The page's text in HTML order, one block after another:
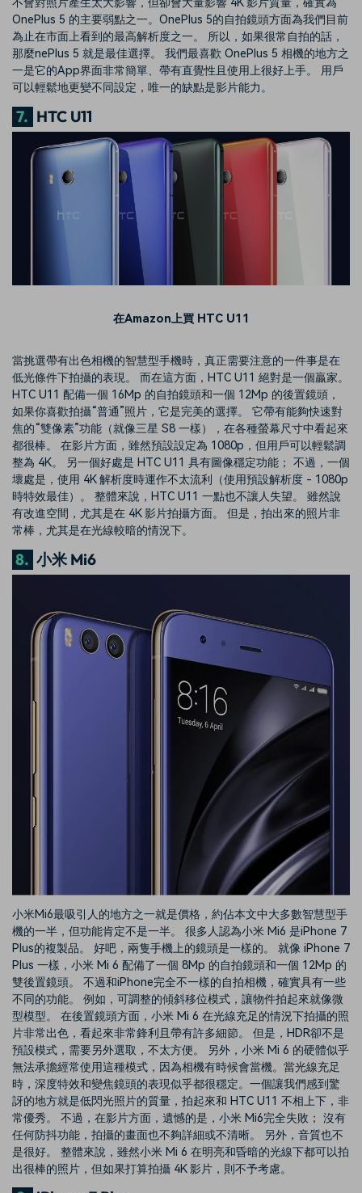
不會對照片產生太大影響，但卻會大量影響 4K 影片質量，確實為
OnePlus 5 的主要弱點之一。OnePlus 5的自拍鏡頭方面為我們目前
為止在市面上看到的最高解析度之一。 所以，如果很常自拍的話，
那麼nePlus 5 就是最佳選擇。 我們最喜歡 OnePlus 5 相機的地方之
一是它的App界面非常簡單、帶有直覺性且使用上很好上手。 用戶
可以輕鬆地更變不同設定，唯一的缺點是影片能力。
7. HTC U11
在Amazon上買 HTC U11
當挑選帶有出色相機的智慧型手機時，真正需要注意的一件事是在
低光條件下拍攝的表現。 而在這方面，HTC U11 絕對是一個贏家。
HTC U11 配備一個 16Mp 的自拍鏡頭和一個 12Mp 的後置鏡頭，
如果你喜歡拍攝“普通”照片，它是完美的選擇。 它帶有能夠快速對
焦的“雙像素”功能（就像三星 S8 一樣），在各種螢幕尺寸中看起來
都很棒。 在影片方面，雖然預設設定為 1080p，但用戶可以輕鬆調
整為 4K。 另一個好處是 HTC U11 具有圖像穩定功能； 不過，一個
壞處是，使用 4K 解析度時運作不太流利（使用預設解析度 - 1080p
時特效最佳）。 整體來說，HTC U11 一點也不讓人失望。 雖然說
有改進空間，尤其是在 4K 影片拍攝方面。 但是，拍出來的照片非
常棒，尤其是在光線較暗的情況下。
8. 小米 Mi6
小米Mi6最吸引人的地方之一就是價格，約佔本文中大多數智慧型手
機的一半，但功能肯定不是一半。 很多人認為小米 Mi6 是iPhone 7
Plus的複製品。 好吧，兩隻手機上的鏡頭是一樣的。 就像 iPhone 7
Plus 一樣，小米 Mi 6 配備了一個 8Mp 的自拍鏡頭和一個 12Mp 的
雙後置鏡頭。 不過和iPhone完全不一樣的自拍相機，確實具有一些
不同的功能。 例如，可調整的傾斜移位模式，讓物件拍起來就像微
型模型。 在後置鏡頭方面，小米 Mi 6 在光線充足的情況下拍攝的照
片非常出色，看起來非常鋒利且帶有許多細節。 但是，HDR卻不是
預設模式，需要另外選取，不太方便。 另外，小米 Mi 6 的硬體似乎
無法承擔經常使用這種模式，因為相機有時候會當機。當光線充足
時，深度特效和變焦鏡頭的表現似乎都很穩定。一個讓我們感到驚
訝的地方就是低閃光照片的質量，拍起來和 HTC U11 不相上下，非
常優秀。 不過，在影片方面，遺憾的是，小米 Mi6完全失敗； 沒有
任何防抖功能，拍攝的畫面也不夠詳細或不清晰。 另外，音質也不
是很好。 整體來說，雖然小米 Mi 6 在明亮和昏暗的光線下都可以拍
出很棒的照片，但如果打算拍攝 4K 影片，則不予考慮。